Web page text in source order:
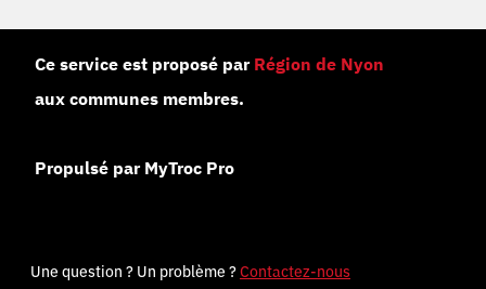
Ce service est proposé par Région de Nyon
aux communes membres.
Propulsé par MyTroc Pro
Une question ? Un problème ?Contactez-nous